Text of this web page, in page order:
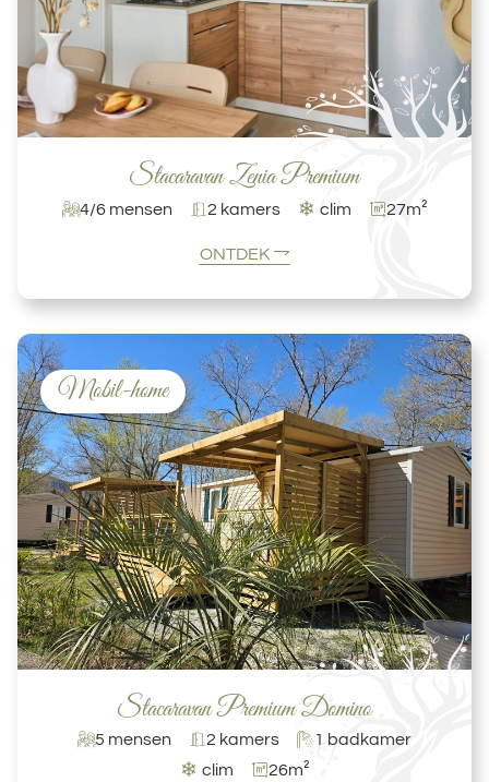
Stacaravan Zenia Premium
4/6 mensen 2 kamers ❄ clim 27m²
ONTDEK
Mobil-home
Stacaravan Premium Domino
5 mensen 2 kamers 1 badkamer
❄ clim 26m²